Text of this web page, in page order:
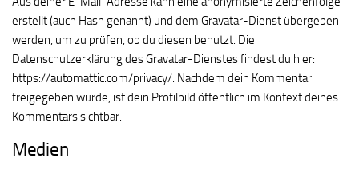
erstellt (auch Hash genannt) und dem Gravatar-Dienst übergeben
werden, um zu prüfen, ob du diesen benutzt. Die
Datenschutzerklärung des Gravatar-Dienstes findest du hier:
https://automattic.com/privacy/. Nachdem dein Kommentar
freigegeben wurde, ist dein Profilbild öffentlich im Kontext deines
Kommentars sichtbar.
Medien